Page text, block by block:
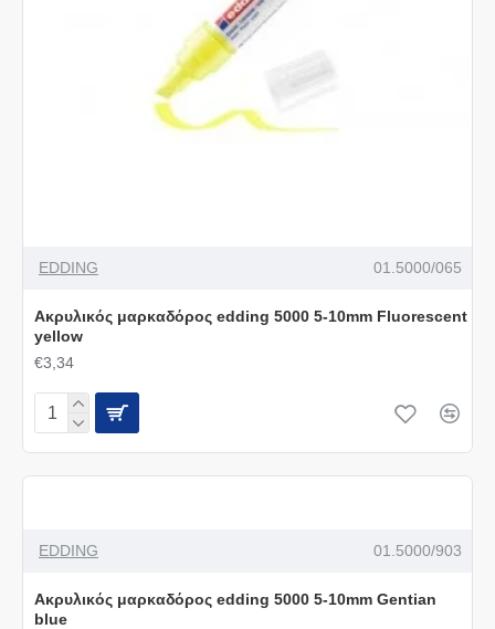
EDDING 01.5000/065
Ακρυλικός μαρκαδόρος edding 5000 5-10mm Fluorescent
yellow
€3,34
EDDING 01.5000/903
Ακρυλικός μαρκαδόρος edding 5000 5-10mm Gentian
blue